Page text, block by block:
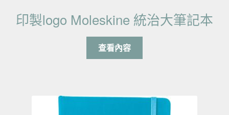
印製logo Moleskine 統治大筆記本
查看內容